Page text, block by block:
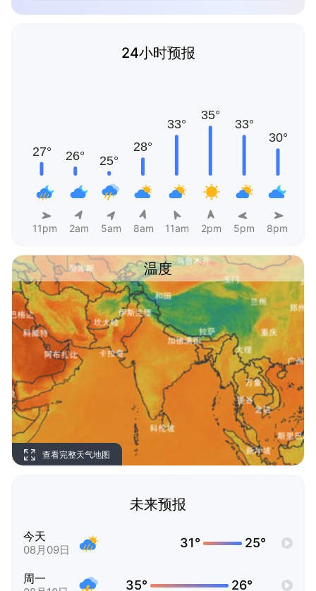
24小时预报
11pm 2am 5am 8am 11am 2pm 5pm 8pm
温度
查看完整天气地图
未来预报
今天
08月09日 31° 25°
周一 35° 26°